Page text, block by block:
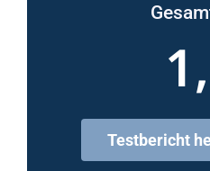
Testbericht